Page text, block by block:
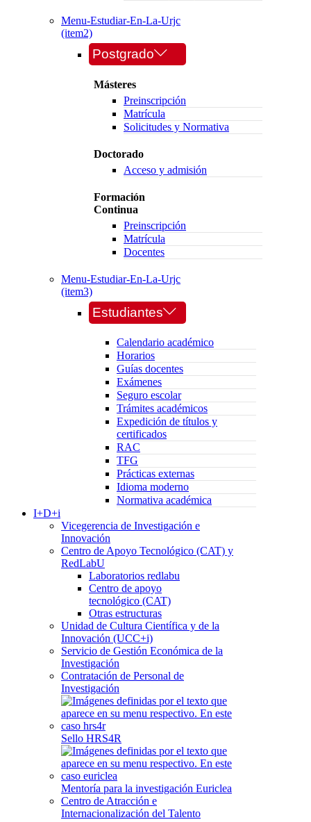
Menu-Estudiar-En-La-Urjc
(item2)
Postgrado
Másteres
Preinscripción
Matrícula
Solicitudes y Normativa
Doctorado
Acceso y admisión
Formación
Continua
Preinscripción
Matrícula
Docentes
Menu-Estudiar-En-La-Urjc
(item3)
Estudiantes
Calendario académico
Horarios
Guías docentes
Exámenes
Seguro escolar
Trámites académicos
Expedición de títulos y
certificados
RAC
TFG
Prácticas externas
Idioma moderno
Normativa académica
I+D+i
Vicegerencia de Investigación e
Innovación
Centro de Apoyo Tecnológico (CAT) y
RedLabU
Laboratorios redlabu
Centro de apoyo
tecnológico (CAT)
Otras estructuras
Unidad de Cultura Científica y de la
Innovación (UCC+i)
Servicio de Gestión Económica de la
Investigación
Contratación de Personal de
Investigación
Sello HRS4R
Mentoría para la investigación Euriclea
Centro de Atracción e
Internacionalización del Talento